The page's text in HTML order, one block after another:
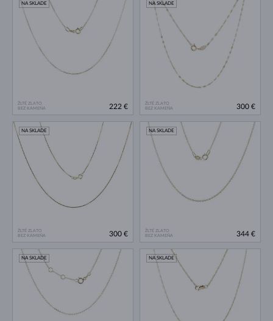
ŽLTÉ ZLATO
BEZ KAMEŇA
NA SKLADE
222 €
ŽLTÉ ZLATO
BEZ KAMEŇA
NA SKLADE
300 €
ŽLTÉ ZLATO
BEZ KAMEŇA
NA SKLADE
300 €
ŽLTÉ ZLATO
BEZ KAMEŇA
NA SKLADE
344 €
NA SKLADE NA SKLADE